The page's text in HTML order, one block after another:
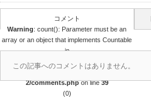
コメント
Warning: count(): Parameter must be an
array or an object that implements Countable
in
/home/r4688280/public_html/takedataro.c
2/comments.phpon line39
(0)
この記事へのコメントはありません。